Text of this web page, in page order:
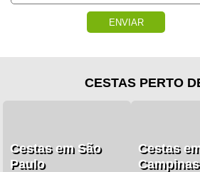
ENVIAR
CESTAS PERTO
Cestas em São
Paulo
Cestas
Campinas